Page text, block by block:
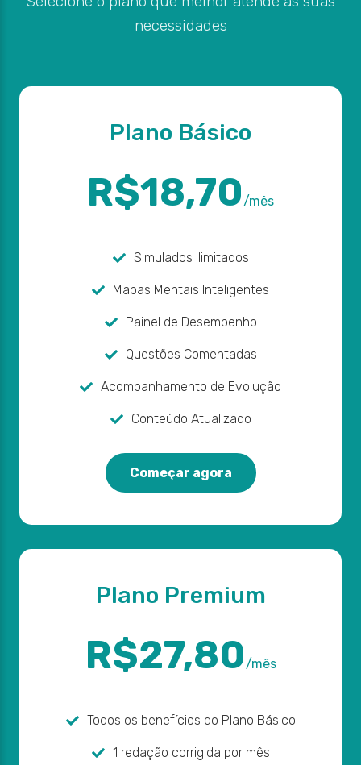
necessidades
Plano Básico
R$18,70/mês
Simulados Ilimitados
Mapas Mentais Inteligentes
Painel de Desempenho
Questões Comentadas
Acompanhamento de Evolução
Conteúdo Atualizado
Começar agora
Plano Premium
R$27,80/mês
Todos os benefícios do Plano Básico
1 redação corrigida por mês